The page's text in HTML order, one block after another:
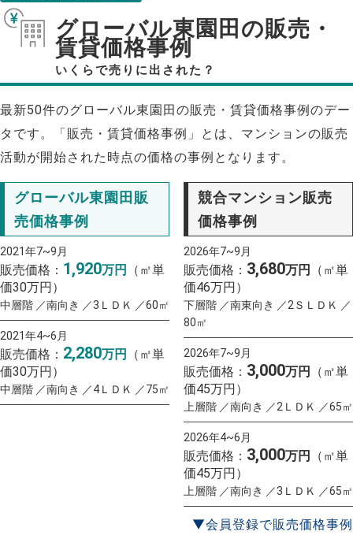
グローバル東園田の販売・
賃貸価格事例
いくらで売りに出された？
最新50件のグローバル東園田の販売・賃貸価格事例のデー
タです。「販売・賃貸価格事例」とは、マンションの販売
活動が開始された時点の価格の事例となります。
グローバル東園田販
売価格事例
2021年7~9月
販売価格： 1,920万円
（㎡単
価30万円）
中層階 ／南向き ／3ＬＤＫ ／60㎡
2021年4~6月
販売価格： 2,280万円
（㎡単
価30万円）
中層階 ／南向き ／4ＬＤＫ ／75㎡
競合マンション販売
価格事例
2026年7~9月
販売価格： 3,680万円
（㎡単
価46万円）
下層階 ／南東向き ／2ＳＬＤＫ ／
80㎡
2026年7~9月
販売価格： 3,000万円
（㎡単
価45万円）
上層階 ／南向き ／2ＬＤＫ ／65㎡
2026年4~6月
販売価格： 3,000万円
（㎡単
価45万円）
上層階 ／南向き ／3ＬＤＫ ／65㎡
▼会員登録で販売価格事例